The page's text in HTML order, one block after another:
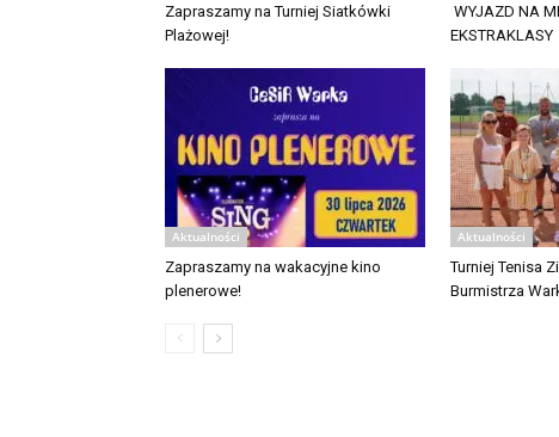
Zapraszamy na Turniej Siatkówki
Plażowej!
WYJAZD NA
EKSTRAKLASY
Aktualności
Zapraszamy na wakacyjne kino
plenerowe!
Aktualności
Turniej Tenisa
Burmistrza